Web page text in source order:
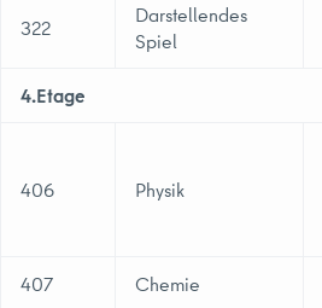
322
Darstellendes
Spiel
4.Etage
406 Physik
407 Chemie